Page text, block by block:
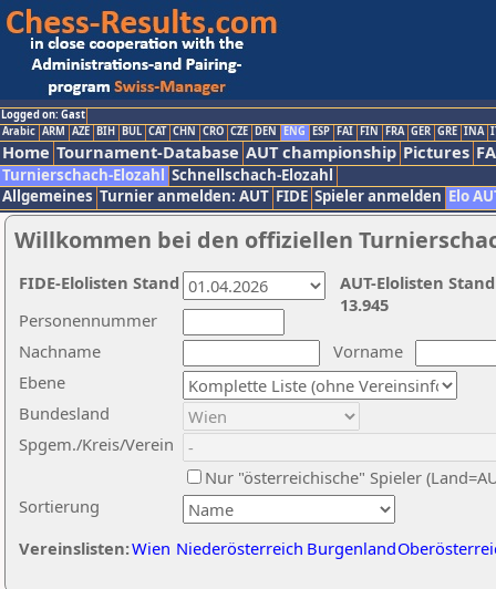
Logged on: Gast
Arabic ARM AZE BIH BUL CAT CHN CRO CZE DEN ENG ESP FAI FIN FRA GER GRE INA
Home Tournament-Database AUT championship Pictures
Turnierschach-Elozahl Schnellschach-Elozahl
Allgemeines Turnier anmelden: AUT FIDE Spieler anmelden Elo
Willkommen bei den offiziellen
Nachname
Vorname
Ebene
Sortierung
Personennummer
Bundesland
Spgem./Kreis/Verein
Nur "österreichische" Spieler
Vereinslisten:Wien Niederösterreich Burgenland
AUT-Elolisten
13.945
FIDE-Elolisten Stand